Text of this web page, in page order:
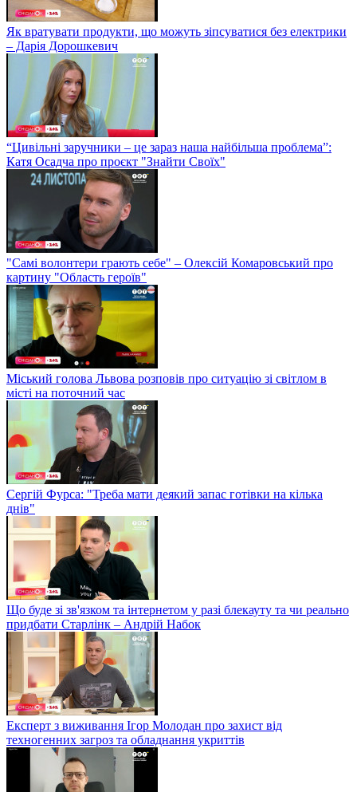
Як вратувати продукти, що можуть зіпсуватися без електрики
– Дарія Дорошкевич
“Цивільні заручники – це зараз наша найбільша проблема”:
Катя Осадча про проєкт "Знайти Своїх"
"Самі волонтери грають себе" – Олексій Комаровський про
картину "Область героїв"
Міський голова Львова розповів про ситуацію зі світлом в
місті на поточний час
Сергій Фурса: "Треба мати деякий запас готівки на кілька
днів"
Що буде зі зв'язком та інтернетом у разі блекауту та чи реально
придбати Старлінк – Андрій Набок
Експерт з виживання Ігор Молодан про захист від
техногенних загроз та обладнання укриттів